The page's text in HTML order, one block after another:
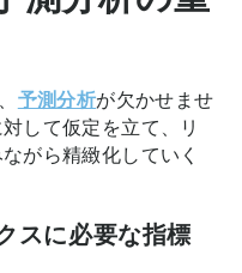
予測分析が欠かせませ
して仮定を立て、リ
がら精緻化していく
スに必要な指標